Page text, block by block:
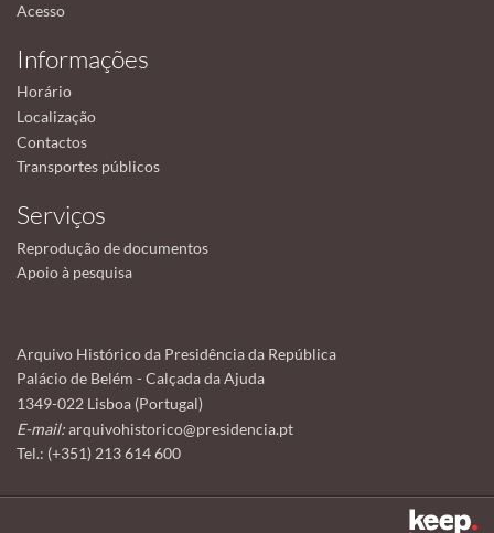
Acesso
Informações
Horário
Localização
Contactos
Transportes públicos
Serviços
Reprodução de documentos
Apoio à pesquisa
Arquivo Histórico da Presidência da República
Palácio de Belém - Calçada da Ajuda
1349-022 Lisboa (Portugal)
E-mail:arquivohistorico@presidencia.pt
Tel.: (+351) 213 614 600